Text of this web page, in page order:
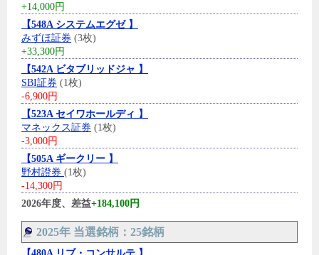
+14,000円
【548A システムエグゼ 】
みずほ証券 (3枚)
+33,300円
【542A ビタブリッドジャ 】
SBI証券 (1枚)
-6,900円
【523A セイワホールディ 】
マネックス証券 (1枚)
-3,000円
【505A ギークリー 】
野村證券 (1枚)
-14,300円
2026年度、差益+184,100円
2025年 当選銘柄：25銘柄